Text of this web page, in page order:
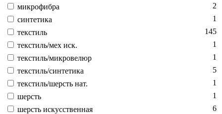
мик­ро­фиб­ра
2
син­те­тика
1
текс­тиль
145
текс­тиль/мех иск.
1
текс­тиль/мик­ро­велюр
1
текс­тиль/син­те­тика
5
текс­тиль/шерсть нат.
1
шерсть
1
шерсть ис­кусс­твен­ная
6